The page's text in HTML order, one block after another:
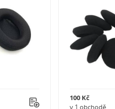
100 Kč
v 1 obchodě